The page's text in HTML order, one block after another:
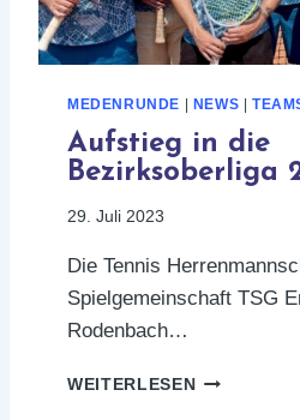
MEDENRUNDE | NEWS |
Aufstieg in die
Bezirksoberliga
29. Juli 2023
Die Tennis
Spielgemeinschaft TSG
Rodenbach…
WEITERLESENA